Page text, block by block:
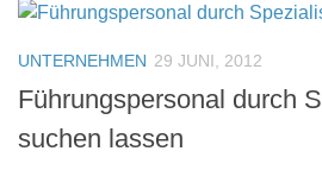
UNTERNEHMEN 29 JUNI, 2012
Führungspersonal durch
suchen lassen